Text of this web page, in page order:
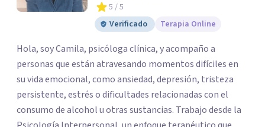
5 / 5
Verificado
Terapia Online
Hola, soy Camila, psicóloga clínica, y acompaño a
personas que están atravesando momentos difíciles en
su vida emocional, como ansiedad, depresión, tristeza
persistente, estrés o dificultades relacionadas con el
consumo de alcohol u otras sustancias. Trabajo desde la